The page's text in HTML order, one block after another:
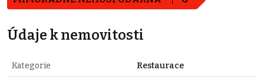
Údaje k nemovitosti
Kategorie Restaurace